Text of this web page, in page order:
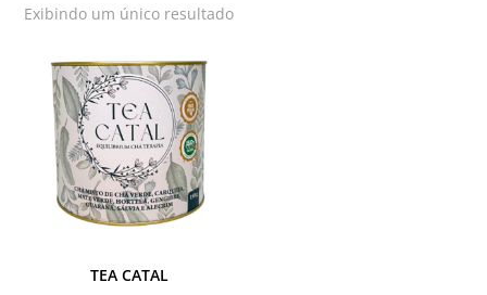
Exibindo um único resultado
TEA CATAL